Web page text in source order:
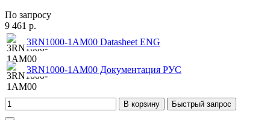
По запросу
9 461 р.
3RN1000-1AM00 Datasheet ENG
3RN1000-1AM00 Документация РУС
В корзину Быстрый запрос